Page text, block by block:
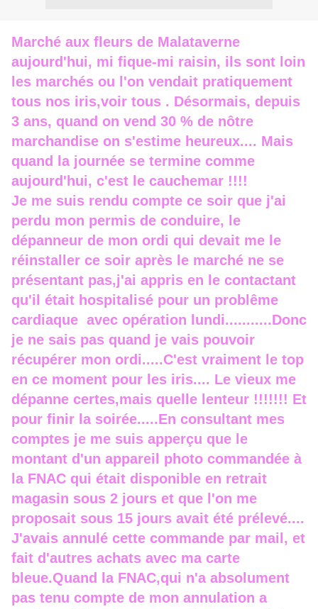
Marché aux fleurs de Malataverne
aujourd'hui, mi fique-mi raisin, ils sont loin
les marchés ou l'on vendait pratiquement
tous nos iris,voir tous . Désormais, depuis
3 ans, quand on vend 30 % de nôtre
marchandise on s'estime heureux.... Mais
quand la journée se termine comme
aujourd'hui, c'est le cauchemar !!!!
Je me suis rendu compte ce soir que j'ai
perdu mon permis de conduire, le
dépanneur de mon ordi qui devait me le
réinstaller ce soir après le marché ne se
présentant pas,j'ai appris en le contactant
qu'il était hospitalisé pour un problême
cardiaque avec opération lundi...........Donc
je ne sais pas quand je vais pouvoir
récupérer mon ordi.....C'est vraiment le top
en ce moment pour les iris.... Le vieux me
dépanne certes,mais quelle lenteur !!!!!!! Et
pour finir la soirée.....En consultant mes
comptes je me suis apperçu que le
montant d'un appareil photo commandée à
la FNAC qui était disponible en retrait
magasin sous 2 jours et que l'on me
proposait sous 15 jours avait été prélevé....
J'avais annulé cette commande par mail, et
fait d'autres achats avec ma carte
bleue.Quand la FNAC,qui n'a absolument
pas tenu compte de mon annulation a